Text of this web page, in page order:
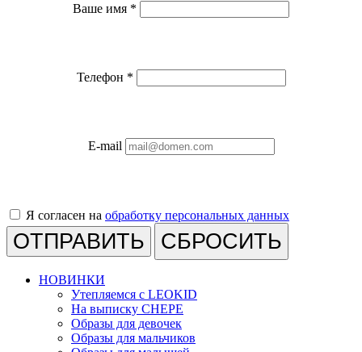
Ваше имя *
Телефон *
E-mail
Я согласен на обработку персональных данных
СБРОСИТЬ
НОВИНКИ
Утепляемся с LEOKID
На выписку CHEPE
Образы для девочек
Образы для мальчиков